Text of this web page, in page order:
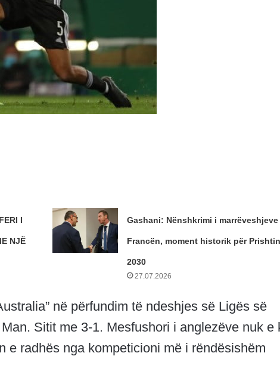
I
NJË
Gashani: Nënshkrimi i marrëveshjeve
Francën, moment historik për
2030
27.07.2026
në përfundim të ndeshjes së Ligës së
Sitit me 3-1. Mesfushori i anglezëve nuk e
e radhës nga kompeticioni më i rëndësishëm